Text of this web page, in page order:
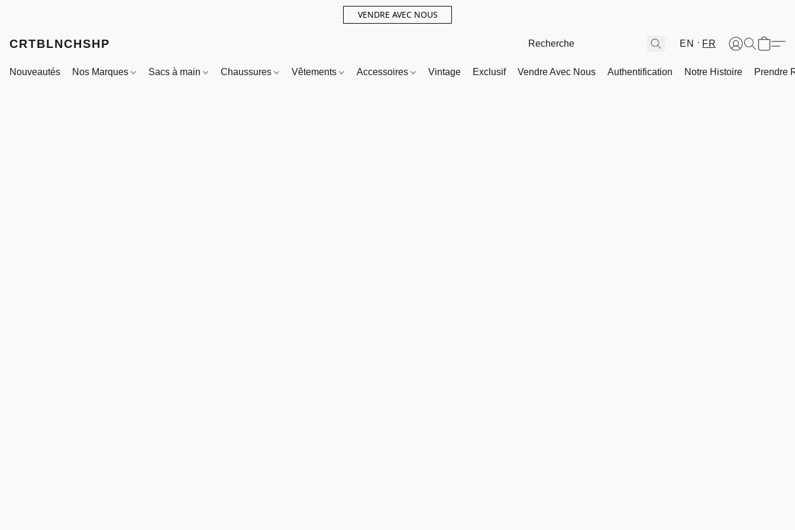
VENDRE AVEC NOUS
CRTBLNCHSHP EN FR
Nouveautés Nos Marques Sacs à main Chaussures Vêtements Accessoires Vintage Exclusif Vendre Avec Nous Authentification Notre Histoire Prendre